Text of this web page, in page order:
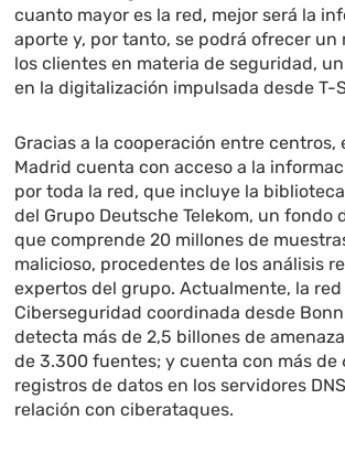
cuanto mayor es la red, mejor será la
aporte y, por tanto, se podrá ofrecer un
los clientes en materia de seguridad,
en la digitalización impulsada desde T-
Gracias a la cooperación entre centros,
Madrid cuenta con acceso a la
por toda la red, que incluye la
del Grupo Deutsche Telekom, un fondo
que comprende 20 millones de
malicioso, procedentes de los análisis
expertos del grupo. Actualmente, la
Ciberseguridad coordinada desde
detecta más de 2,5 billones de
de 3.300 fuentes; y cuenta con más de
registros de datos en los servidores
relación con ciberataques.